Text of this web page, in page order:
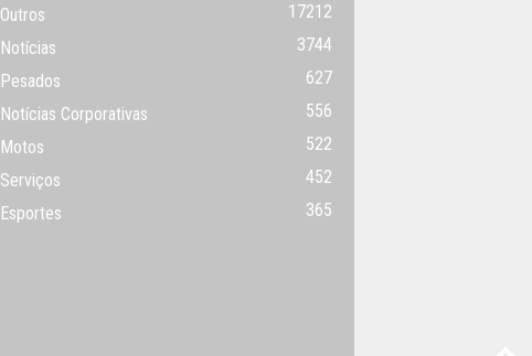
Outros
17212
Notícias
3744
Pesados
627
Notícias Corporativas
556
Motos
522
Serviços
452
Esportes
365